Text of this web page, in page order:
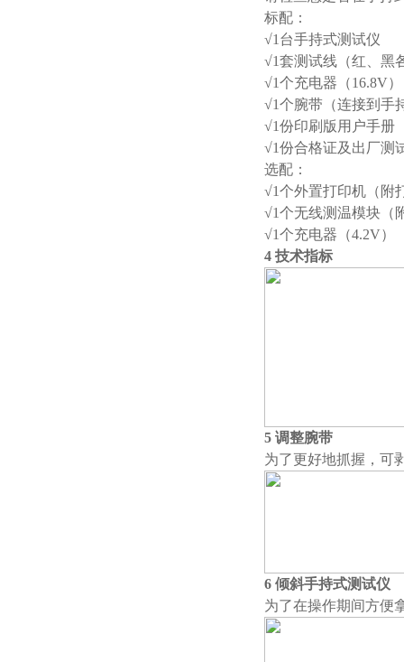
标配：
√1台手持式测试仪
√1套测试线（红、黑
√1个充电器（16.8V）
√1个腕带（连接到手
√1份印刷版用户手册
√1份合格证及出厂测
选配：
√1个外置打印机（附
√1个无线测温模块（
√1个充电器（4.2V）
4 技术指标
5 调整腕带
为了更好地抓握，可
6 倾斜手持式测试仪
为了在操作期间方便